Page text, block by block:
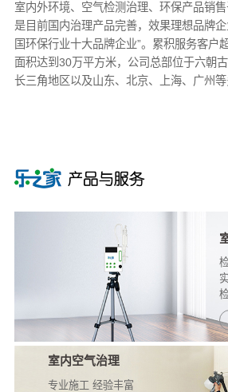
室内外环境、空气检测治理、环保产品销售
是目前国内治理产品完善，效果理想品牌
国环保行业十大品牌企业”。累积服务客户
面积达到30万平方米，公司总部位于六朝
长三角地区以及山东、北京、上海、广州等
室内空气治理
专业施工 经验丰富